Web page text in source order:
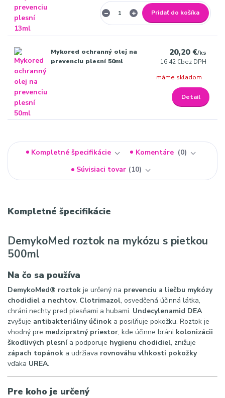
Pridať do košíka
Mykored ochranný olej na
prevenciu plesní 50ml
20,20 €/ks
16,42 €bez DPH
máme skladom
Detail
Kompletné špecifikácie Komentáre
0
Súvisiaci tovar
10
Kompletné špecifikácie
DemykoMed roztok na mykózu s pietkou
500ml
Na čo sa používa
DemykoMed® roztok je určený na prevenciu a liečbu mykózy
chodidiel a nechtov. Clotrimazol, osvedčená účinná látka,
chráni nechty pred plesňami a hubami. Undecylenamid DEA
zvyšuje antibakteriálny účinok a posilňuje pokožku. Roztok je
vhodný pre medziprstný priestor, kde účinne bráni kolonizácii
škodlivých plesnía podporuje hygienu chodidiel, znižuje
zápach topánok a udržiava rovnováhu vlhkosti pokožky
vďaka UREA.
Pre koho je určený